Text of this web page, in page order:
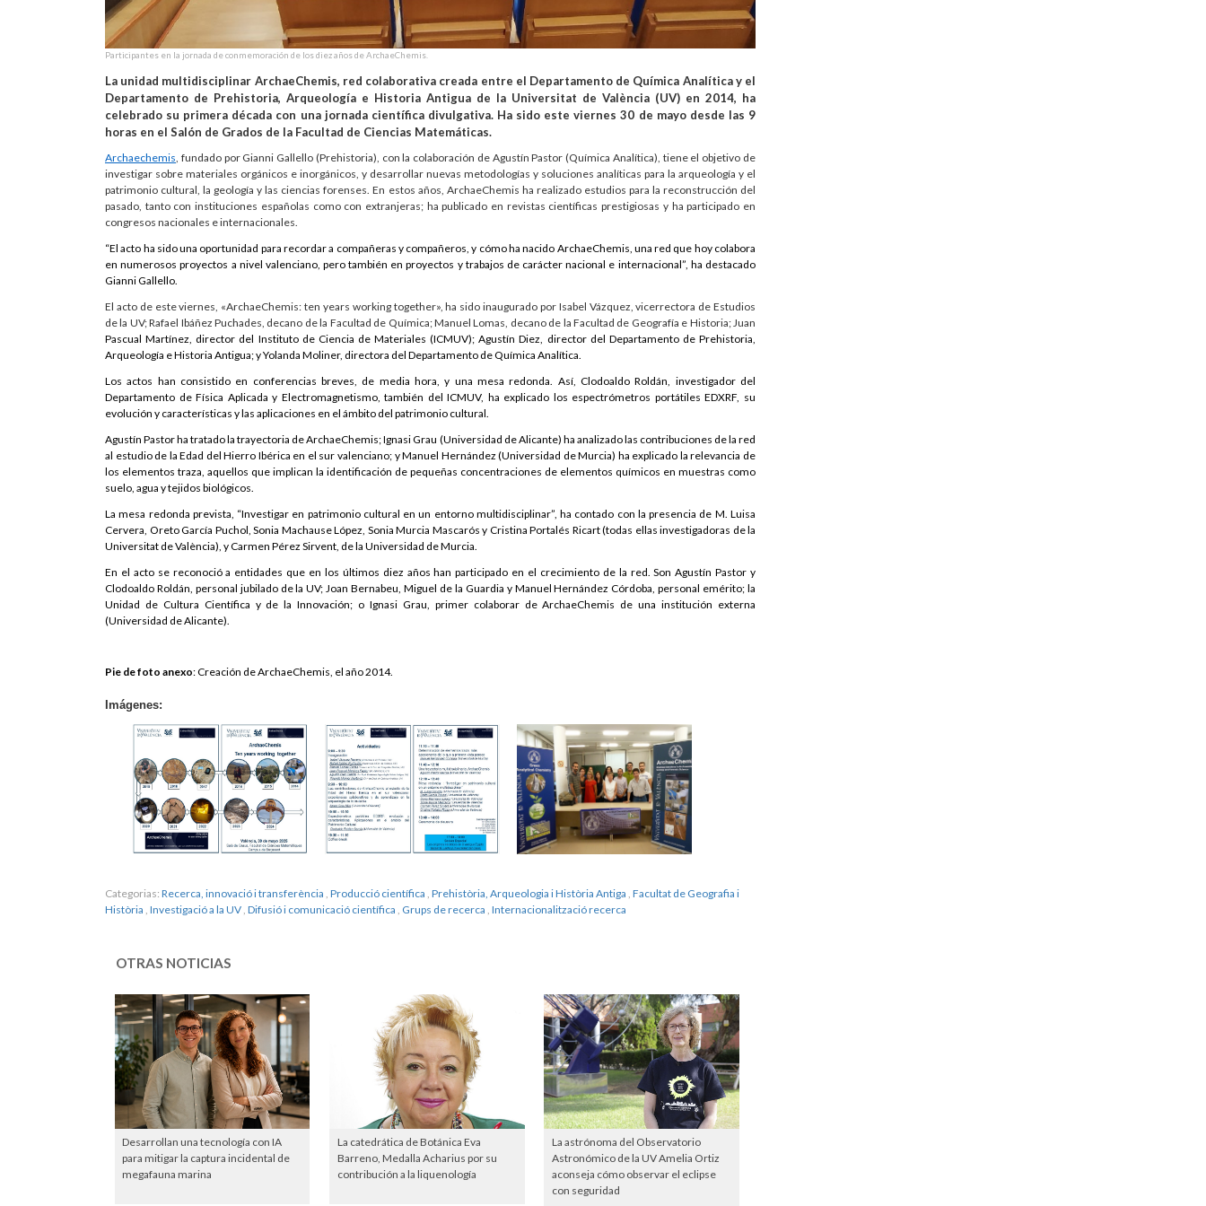
Participantes en la jornada de conmemoración de los diez años de ArchaeChemis.
La unidad multidisciplinar ArchaeChemis, red colaborativa creada entre el Departamento de Química Analítica y el
Departamento de Prehistoria, Arqueología e Historia Antigua de la Universitat de València (UV) en 2014, ha
celebrado su primera década con una jornada científica divulgativa. Ha sido este viernes 30 de mayo desde las 9
horas en el Salón de Grados de la Facultad de Ciencias Matemáticas.
Archaechemis , fundado por Gianni Gallello (Prehistoria), con la colaboración de Agustín Pastor (Química Analítica), tiene el objetivo de
investigar sobre materiales orgánicos e inorgánicos, y desarrollar nuevas metodologías y soluciones analíticas para la arqueología y el
patrimonio cultural, la geología y las ciencias forenses. En estos años, ArchaeChemis ha realizado estudios para la reconstrucción del
pasado, tanto con instituciones españolas como con extranjeras; ha publicado en revistas científicas prestigiosas y ha participado en
congresos nacionales e internacionales.
“El acto ha sido una oportunidad para recordar a compañeras y compañeros, y cómo ha nacido ArchaeChemis, una red que hoy colabora
en numerosos proyectos a nivel valenciano, pero también en proyectos y trabajos de carácter nacional e internacional”, ha destacado
Gianni Gallello.
El acto de este viernes, «ArchaeChemis: ten years working together», ha sido inaugurado por Isabel Vázquez, vicerrectora de Estudios
de la UV; Rafael Ibáñez Puchades, decano de la Facultad de Química; Manuel Lomas, decano de la Facultad de Geografía e Historia; Juan
Pascual Martínez, director del Instituto de Ciencia de Materiales (ICMUV); Agustín Diez, director del Departamento de Prehistoria,
Arqueología e Historia Antigua; y Yolanda Moliner, directora del Departamento de Química Analítica.
Los actos han consistido en conferencias breves, de media hora, y una mesa redonda. Así, Clodoaldo Roldán, investigador del
Departamento de Física Aplicada y Electromagnetismo, también del ICMUV, ha explicado los espectrómetros portátiles EDXRF, su
evolución y características y las aplicaciones en el ámbito del patrimonio cultural.
Agustín Pastor ha tratado la trayectoria de ArchaeChemis; Ignasi Grau (Universidad de Alicante) ha analizado las contribuciones de la red
al estudio de la Edad del Hierro Ibérica en el sur valenciano; y Manuel Hernández (Universidad de Murcia) ha explicado la relevancia de
los elementos traza, aquellos que implican la identificación de pequeñas concentraciones de elementos químicos en muestras como
suelo, agua y tejidos biológicos.
La mesa redonda prevista, “Investigar en patrimonio cultural en un entorno multidisciplinar”, ha contado con la presencia de M. Luisa
Cervera, Oreto García Puchol, Sonia Machause López, Sonia Murcia Mascarós y Cristina Portalés Ricart (todas ellas investigadoras de la
Universitat de València), y Carmen Pérez Sirvent, de la Universidad de Murcia.
En el acto se reconoció a entidades que en los últimos diez años han participado en el crecimiento de la red. Son Agustín Pastor y
Clodoaldo Roldán, personal jubilado de la UV; Joan Bernabeu, Miguel de la Guardia y Manuel Hernández Córdoba, personal emérito; la
Unidad de Cultura Científica y de la Innovación; o Ignasi Grau, primer colaborar de ArchaeChemis de una institución externa
(Universidad de Alicante).
Pie de foto anexo: Creación de ArchaeChemis, el año 2014.
Imágenes:
Categorias: Recerca, innovació i transferència Producció científica Prehistòria, Arqueologia i Història Antiga Facultat de Geografia i
Història Investigació a la UV Difusió i comunicació científica Grups de recerca Internacionalització recerca
OTRAS NOTICIAS
Desarrollan una tecnología con IA
para mitigar la captura incidental de
megafauna marina
La catedrática de Botánica Eva
Barreno, Medalla Acharius por su
contribución a la liquenología
La astrónoma del Observatorio
Astronómico de la UV Amelia Ortiz
aconseja cómo observar el eclipse
con seguridad